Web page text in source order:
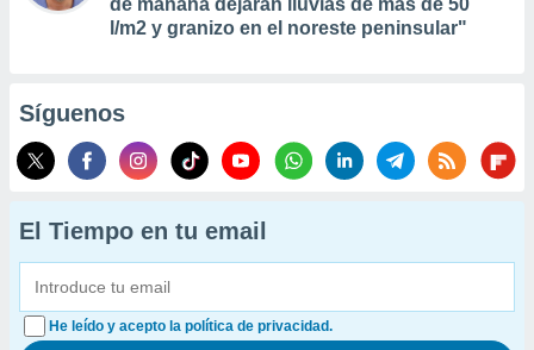
de mañana dejarán lluvias de más de 50
l/m2 y granizo en el noreste peninsular"
Síguenos
El Tiempo en tu email
He leído y acepto la política de privacidad.